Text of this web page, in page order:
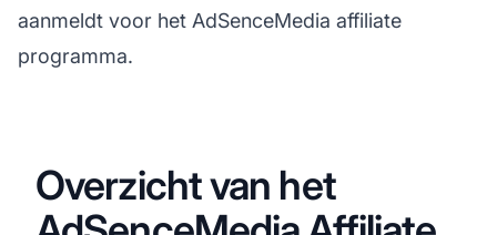
aanmeldt voor het AdSenceMedia affiliate
programma.
Overzicht van het